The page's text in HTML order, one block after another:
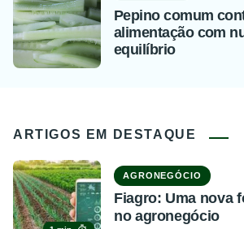
Pepino comum
alimentação com
equilíbrio
ARTIGOS EM DESTAQUE
AGRONEGÓCIO
Fiagro: Uma nova
no agronegócio